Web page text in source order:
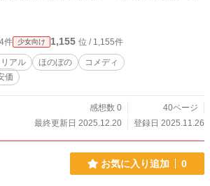
件 少女向け 1,155 位 / 1,155件
アル ほのぼの
コメディ
価
感想数 0
40ページ
最終更新日 2025.12.20
登録日 2025.11.26
お気に入り追加 0